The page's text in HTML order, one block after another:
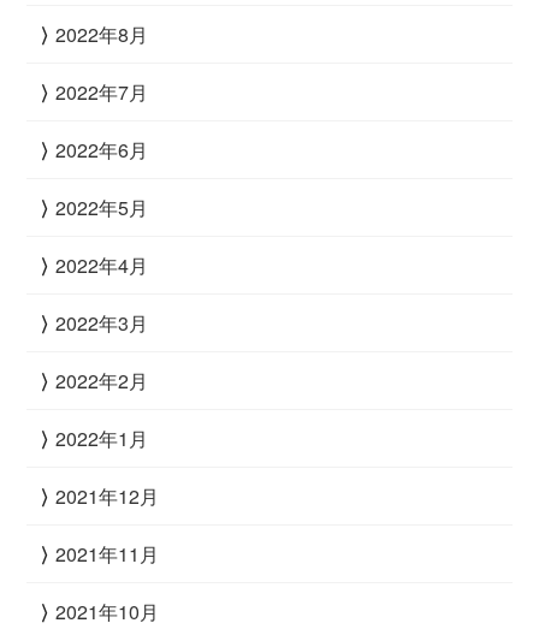
2022年8月
2022年7月
2022年6月
2022年5月
2022年4月
2022年3月
2022年2月
2022年1月
2021年12月
2021年11月
2021年10月